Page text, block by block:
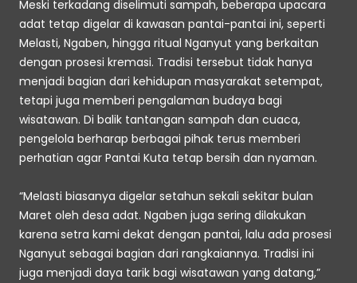
Meski terkadang diselimuti sampah, beberapa upacara
adat tetap digelar di kawasan pantai-pantai ini, seperti
Melasti, Ngaben, hingga ritual Nganyut yang berkaitan
dengan prosesi kremasi. Tradisi tersebut tidak hanya
menjadi bagian dari kehidupan masyarakat setempat,
tetapi juga memberi pengalaman budaya bagi
wisatawan. Di balik tantangan sampah dan cuaca,
pengelola berharap berbagai pihak terus memberi
perhatian agar Pantai Kuta tetap bersih dan nyaman.
“Melasti biasanya digelar setahun sekali sekitar bulan
Maret oleh desa adat. Ngaben juga sering dilakukan
karena setra kami dekat dengan pantai, lalu ada prosesi
Nganyut sebagai bagian dari rangkaiannya. Tradisi ini
juga menjadi daya tarik bagi wisatawan yang datang,”